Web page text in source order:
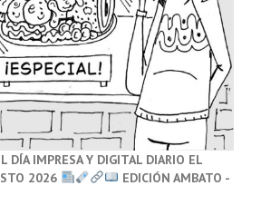
DÍA IMPRESA Y DIGITAL DIARIO EL
2026
EDICIÓN AMBATO -